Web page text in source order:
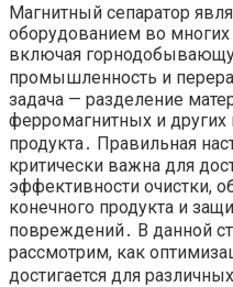
Магнитный сепаратор
оборудованием во
включая
промышленность и
задача — разделение
ферромагнитных и
продукта․ Правильная
критически важна для
эффективности очистки,
конечного продукта и
повреждений․ В данной
рассмотрим, как
достигается для